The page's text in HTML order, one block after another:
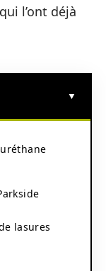
l’ont déjà
lasures